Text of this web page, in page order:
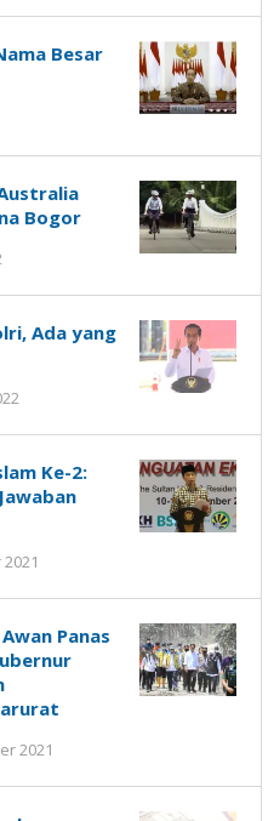
Susanto
Besar
Susanto
Bogor
Susanto
Ada yang
Susanto
Ke-2:
Susanto
Panas
2021
Niswah